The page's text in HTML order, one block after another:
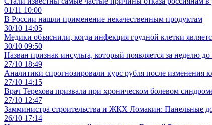
01/11 10:00
В России нашли применение некачественным продуктам
30/10 14:05
Медики объяснили, когда инфекция грудной клетки
30/10 09:50
Назван признак инсульта, который появляется за неделю
27/10 18:49
Аналитики спрогнозировали курс рубля после изменения
27/10 14:15
Врач Терехова призвала при хроническом болевом
27/10 12:47
Замминистра строительства и ЖКХ Ломакин: Панельные
26/10 17:14